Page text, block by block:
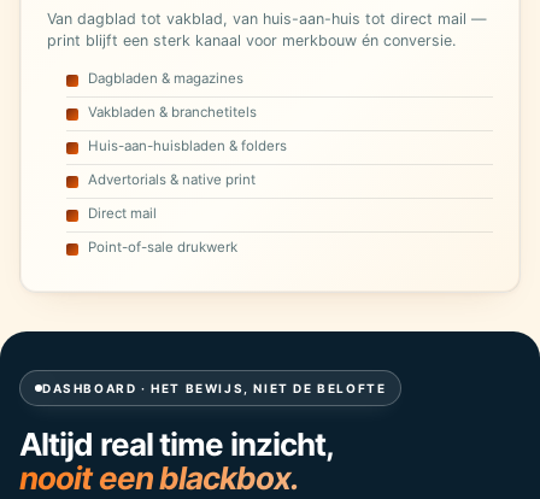
Van dagblad tot vakblad, van huis-aan-huis tot direct mail —
print blijft een sterk kanaal voor merkbouw én conversie.
Dagbladen & magazines
Vakbladen & branchetitels
Huis-aan-huisbladen & folders
Advertorials & native print
Direct mail
Point-of-sale drukwerk
DASHBOARD · HET BEWIJS, NIET DE BELOFTE
Altijd real time inzicht,
nooit een blackbox.